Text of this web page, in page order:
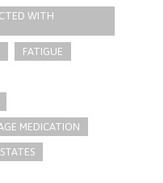
WITH
FATIGUE
MEDICATION